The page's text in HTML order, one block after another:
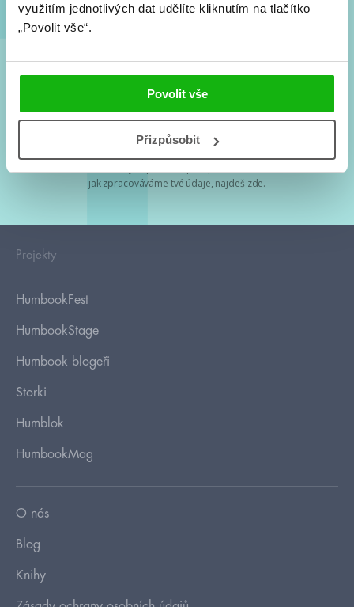
využitím jednotlivých dat udělíte kliknutím na tlačítko
„Povolit vše“.
Povolit vše
Přizpůsobit
Souhlasím spodmínkami zpracování osobních údajů
Tvá e-mailová adresa je u nás v bezpečí. Přečti si
jak zpracováváme tvé údaje, najdeš zde.
Projekty
HumbookFest
HumbookStage
Humbook blogeři
Storki
Humblok
HumbookMag
O nás
Blog
Knihy